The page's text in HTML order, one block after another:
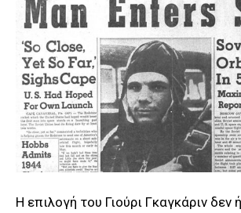
Η επιλογή του Γιούρι Γκαγκάριν δεν